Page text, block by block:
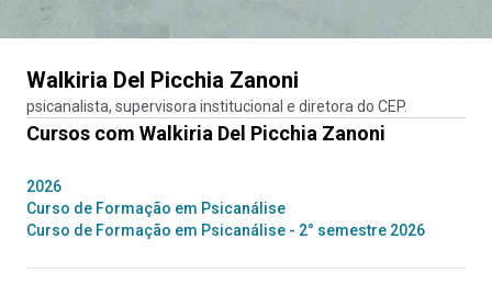
Walkiria Del Picchia Zanoni
psicanalista, supervisora institucional e diretora do CEP.
Cursos com Walkiria Del Picchia Zanoni
2026
Curso de Formação em Psicanálise
Curso de Formação em Psicanálise - 2° semestre 2026